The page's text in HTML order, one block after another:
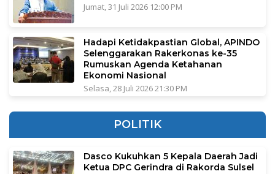
Jumat, 31 Juli 2026 12:00 PM
Hadapi Ketidakpastian Global, APINDO
Selenggarakan Rakerkonas ke-35
Rumuskan Agenda Ketahanan
Ekonomi Nasional
Selasa, 28 Juli 2026 21:30 PM
POLITIK
Dasco Kukuhkan 5 Kepala Daerah Jadi
Ketua DPC Gerindra di Rakorda Sulsel